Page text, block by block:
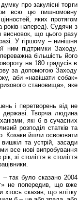
про закулісні торги
всю цю пишномовну
яких протягом
років наперед). Судячи з
висновок, що цього разу
У гіршому – нинішня
ним підтримки Заходу.
більшість його
на 180 градусів в
за допомогою Заходу
аби «навішати собак»
становища», яке
і перетворень від не
державі. Творча людина
які б в сучасних
розподіл статків та
Козаки йшли освоювати
та устрій, засади
все нові випробування
зі століття в століття
– так було сказано 2004
не попередив, що вже
хтось сказав, що влітку